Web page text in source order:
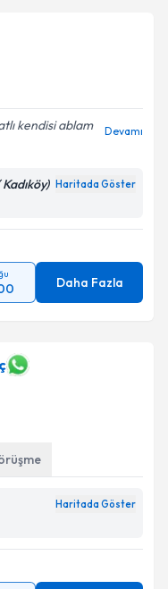
kendisi ablam
Devamı
Haritada Göster
Daha Fazla
Haritada Göster